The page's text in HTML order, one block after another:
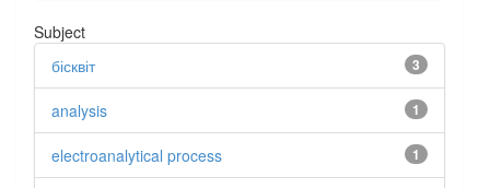
Subject
3
бісквіт
1
analysis
1
electroanalytical process